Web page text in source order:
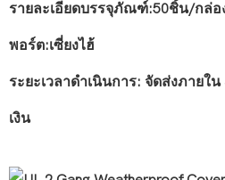
รายละเอียดบรรจุภัณฑ์:50ชิ้น/กล่อ
พอร์ต:เซี่ยงไฮ้
ระยะเวลาดำเนินการ: จัดส่งภายใ
เงิน